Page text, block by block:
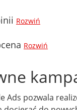
Rozwiń
Rozwiń
Ads pozwala